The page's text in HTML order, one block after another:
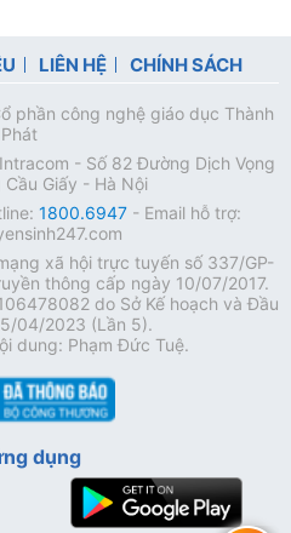
LIÊN HỆ CHÍNH SÁCH
phần công nghệ giáo dục Thành
Phát
- Số 82 Đường Dịch Vọng
Giấy - Hà Nội
1800.6947- Email hỗ trợ:
xã hội trực tuyến số 337/GP-
thông cấp ngày 10/07/2017.
do Sở Kế hoạch và Đầu
04/2023 (Lần 5).
dung: Phạm Đức Tuệ.
dụng